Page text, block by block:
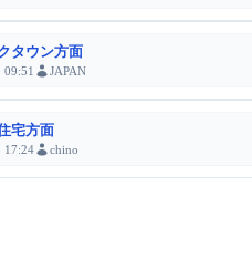
タウン方面
09:51 JAPAN
宅方面
17:24 chino